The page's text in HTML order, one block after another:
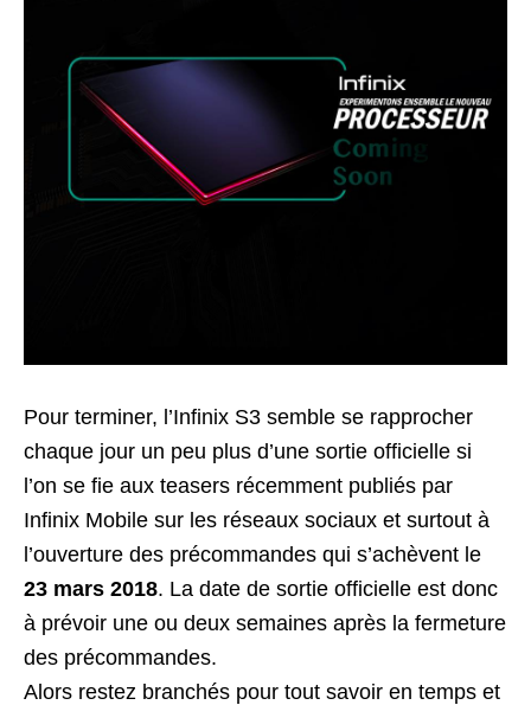
Pour terminer, l’Infinix S3 semble se rapprocher
chaque jour un peu plus d’une sortie officielle si
l’on se fie aux teasers récemment publiés par
Infinix Mobile sur les réseaux sociaux et surtout à
l’ouverture des précommandes qui s’achèvent le
23 mars 2018. La date de sortie officielle est donc
à prévoir une ou deux semaines après la fermeture
des précommandes.
Alors restez branchés pour tout savoir en temps et